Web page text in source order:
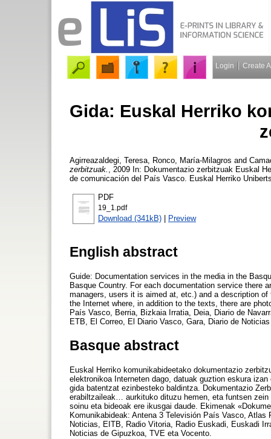
Login Create
Gida: Euskal Herriko
Agirreazaldegi, Teresa Ronco, María-Milagros and
zerbitzuak.
, 2009 In: Dokumentazio zerbitzuak Euskal
de comunicación del País Vasco. Euskal Herriko
PDF
19_1.pdf
Download (341kB) | Preview
English abstract
Guide: Documentation services in the media in the
Basque Country. For each documentation service there
managers, users it is aimed at, etc.) and a description
the Internet where, in addition to the texts, there are
País Vasco, Berria, Bizkaia Irratia, Deia, Diario de
ETB, El Correo, El Diario Vasco, Gara, Diario de
Basque abstract
Euskal Herriko komunikabideetako dokumentazio
elektronikoa Interneten dago, datuak guztion eskura
gida batentzat ezinbesteko baldintza. Dokumentazio
erabiltzaileak… aurkituko dituzu hemen, eta funtsen
soinu eta bideoak ere ikusgai daude. Ekimenak
Komunikabideak: Antena 3 Televisión País Vasco,
Noticias, EITB, Radio Vitoria, Radio Euskadi, Euskadi
Noticias de Gipuzkoa, TVE eta Vocento.